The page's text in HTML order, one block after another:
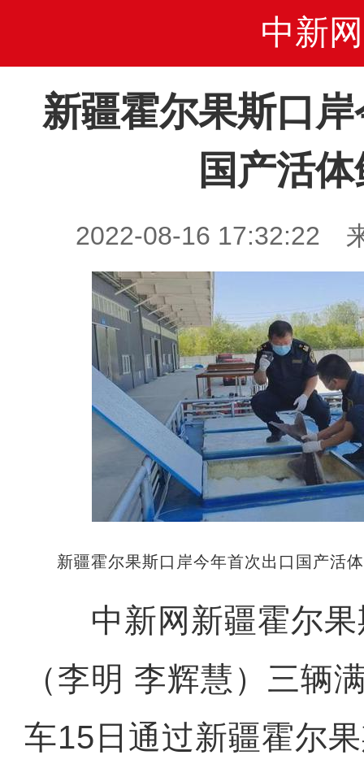
中新网
新疆霍尔果斯口
国产活
2022-08-16 17:32:22
新疆霍尔果斯口岸今年首次出口国产
中新网新疆霍尔果
（李明 李辉慧）三辆
车15日通过新疆霍尔